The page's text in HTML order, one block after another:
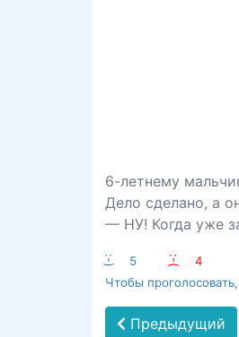
6-летнему
Дело сделано, а
— НУ! Когда уже
:-) 5 :-(
4
Чтобы
Предыдущий